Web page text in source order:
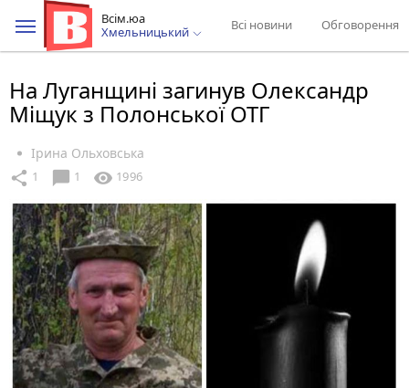
Всім.юа
Хмельницький
Всі новини Обговорення
На Луганщині загинув Олександр
Міщук з Полонської ОТГ
Ірина Ольховська
share 1 chat_bubble 1 visibility 1996